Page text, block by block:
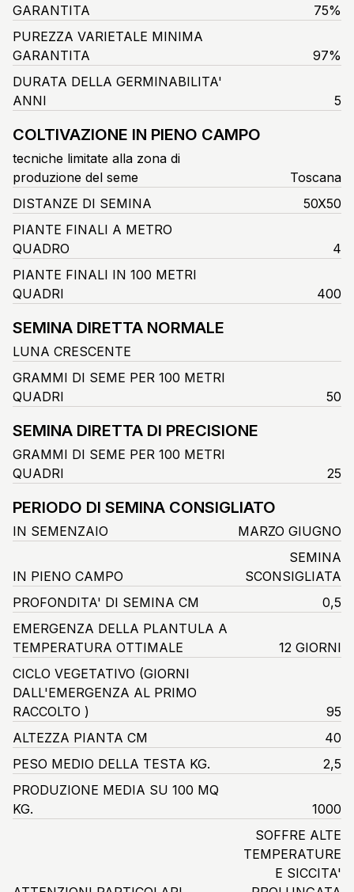
GARANTITA
75%
PUREZZA VARIETALE MINIMA
GARANTITA
97%
DURATA DELLA GERMINABILITA'
ANNI
5
COLTIVAZIONE IN PIENO CAMPO
tecniche limitate alla zona di
produzione del seme
Toscana
DISTANZE DI SEMINA
50X50
PIANTE FINALI A METRO
QUADRO
4
PIANTE FINALI IN 100 METRI
QUADRI
400
SEMINA DIRETTA NORMALE
LUNA CRESCENTE
GRAMMI DI SEME PER 100 METRI
QUADRI
50
SEMINA DIRETTA DI PRECISIONE
GRAMMI DI SEME PER 100 METRI
QUADRI
25
PERIODO DI SEMINA CONSIGLIATO
IN SEMENZAIO MARZO GIUGNO
IN PIENO CAMPO
SEMINA
SCONSIGLIATA
PROFONDITA' DI SEMINA CM
0,5
EMERGENZA DELLA PLANTULA A
TEMPERATURA OTTIMALE
12 GIORNI
CICLO VEGETATIVO (GIORNI
DALL'EMERGENZA AL PRIMO
RACCOLTO )
95
ALTEZZA PIANTA CM
40
PESO MEDIO DELLA TESTA KG.
2,5
PRODUZIONE MEDIA SU 100 MQ
KG.
1000
SOFFRE ALTE
TEMPERATURE
E SICCITA'